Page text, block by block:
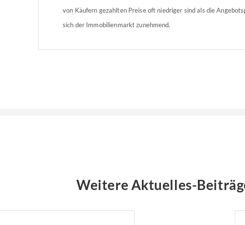
von Käufern gezahlten Preise oft niedriger sind als die
sich der Immobilienmarkt zunehmend.
Weitere Aktuelles-